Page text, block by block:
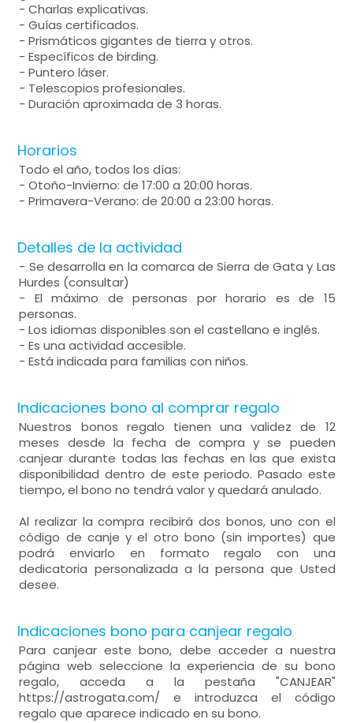
- Charlas explicativas.
- Guías certificados.
- Prismáticos gigantes de tierra y otros.
- Específicos de birding.
- Puntero láser.
- Telescopios profesionales.
- Duración aproximada de 3 horas.
Horarios
Todo el año, todos los días:
- Otoño-Invierno: de 17:00 a 20:00 horas.
- Primavera-Verano: de 20:00 a 23:00 horas.
Detalles de la actividad
- Se desarrolla en la comarca de Sierra de Gata y Las
Hurdes (consultar)
- El máximo de personas por horario es de 15
personas.
- Los idiomas disponibles son el castellano e inglés.
- Es una actividad accesible.
- Está indicada para familias con niños.
Indicaciones bono al comprar regalo
Nuestros bonos regalo tienen una validez de 12
meses desde la fecha de compra y se pueden
canjear durante todas las fechas en las que exista
disponibilidad dentro de este periodo. Pasado este
tiempo, el bono no tendrá valor y quedará anulado.
Al realizar la compra recibirá dos bonos, uno con el
código de canje y el otro bono (sin importes) que
podrá enviarlo en formato regalo con una
dedicatoria personalizada a la persona que Usted
desee.
Indicaciones bono para canjear regalo
Para canjear este bono, debe acceder a nuestra
página web seleccione la experiencia de su bono
regalo, acceda a la pestaña "CANJEAR"
https://astrogata.com/ e introduzca el código
regalo que aparece indicado en su bono.